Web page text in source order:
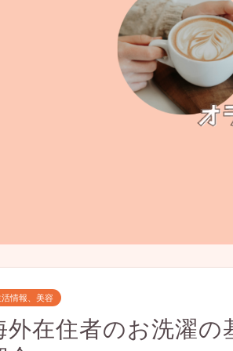
活情報、美容
外在住者のお洗濯